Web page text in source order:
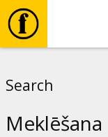
Search
Meklēšana